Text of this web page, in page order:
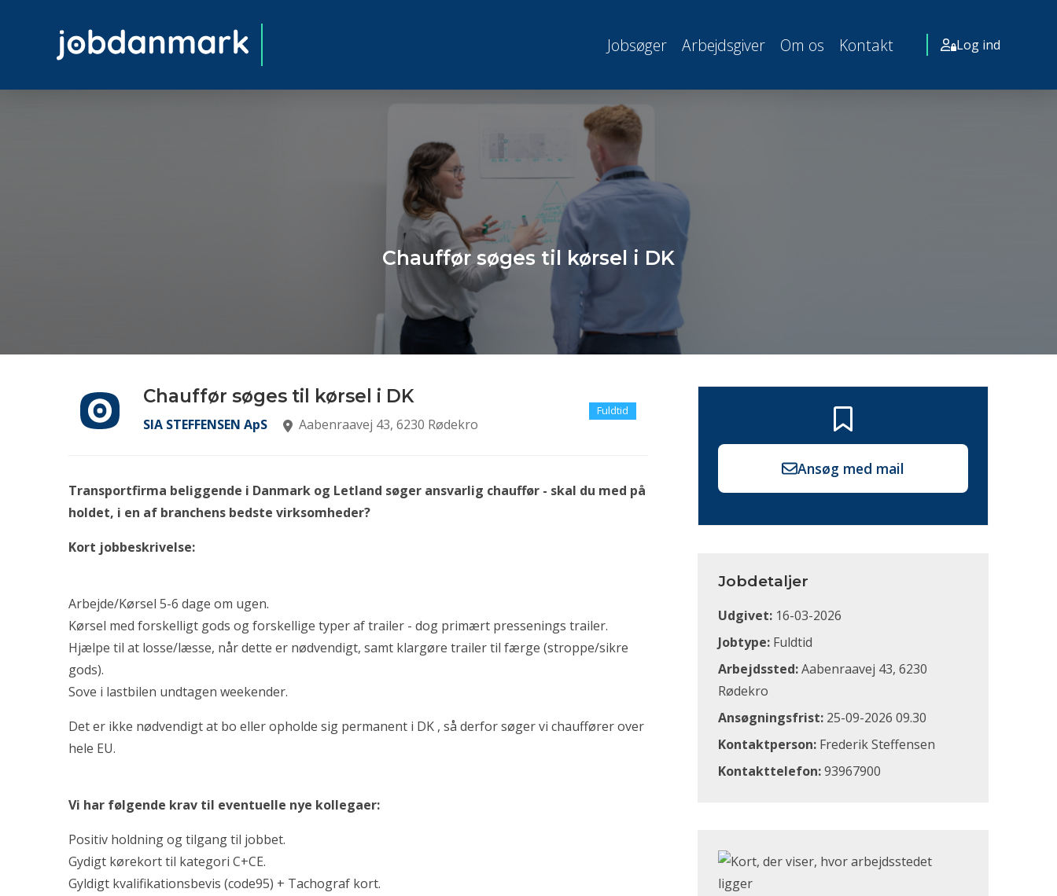
Jobsøger Arbejdsgiver Om os Kontakt Log ind
Chauffør søges til kørsel i DK
Fuldtid
Chauffør søges til kørsel i DK
SIA STEFFENSEN ApS Aabenraavej 43, 6230 Rødekro
Transportfirma beliggende i Danmark og Letland søger ansvarlig chauffør - skal du med på
holdet, i en af branchens bedste virksomheder?
Kort jobbeskrivelse:
Arbejde/Kørsel 5-6 dage om ugen.
Kørsel med forskelligt gods og forskellige typer af trailer - dog primært pressenings trailer.
Hjælpe til at losse/læsse, når dette er nødvendigt, samt klargøre trailer til færge (stroppe/sikre
gods).
Sove i lastbilen undtagen weekender.
Det er ikke nødvendigt at bo eller opholde sig permanent i DK , så derfor søger vi chauffører over
hele EU.
Vi har følgende krav til eventuelle nye kollegaer:
Positiv holdning og tilgang til jobbet.
Gydigt kørekort til kategori C+CE.
Gyldigt kvalifikationsbevis (code95) + Tachograf kort.
Ansøg med mail
Jobdetaljer
Udgivet: 16-03-2026
Jobtype: Fuldtid
Arbejdssted:Aabenraavej 43, 6230
Rødekro
Ansøgningsfrist: 25-09-2026 09.30
Kontaktperson: Frederik Steffensen
Kontakttelefon:93967900
Klik for at åbne Google Maps og se, hvor arbejdsstedet